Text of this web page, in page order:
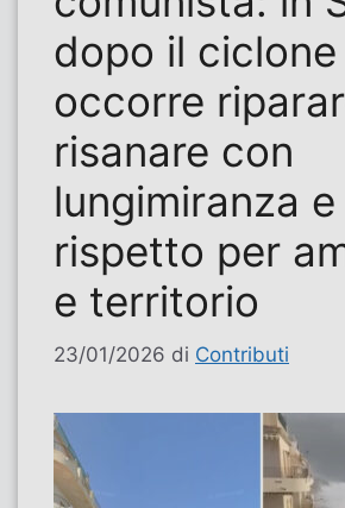
dopo il
occorre
risanare con
lungimiranza e
rispetto per
e territorio
23/01/2026 di Contributi